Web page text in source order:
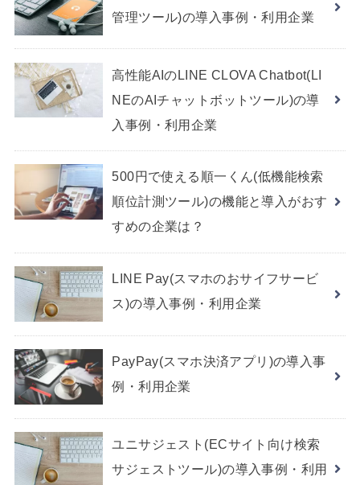
管理ツール)の導入事例・利用企業
高性能AIのLINE CLOVA Chatbot(LI
NEのAIチャットボットツール)の導
入事例・利用企業
500円で使える順一くん(低機能検索
順位計測ツール)の機能と導入がおす
すめの企業は？
LINE Pay(スマホのおサイフサービ
ス)の導入事例・利用企業
PayPay(スマホ決済アプリ)の導入事
例・利用企業
ユニサジェスト(ECサイト向け検索
サジェストツール)の導入事例・利用